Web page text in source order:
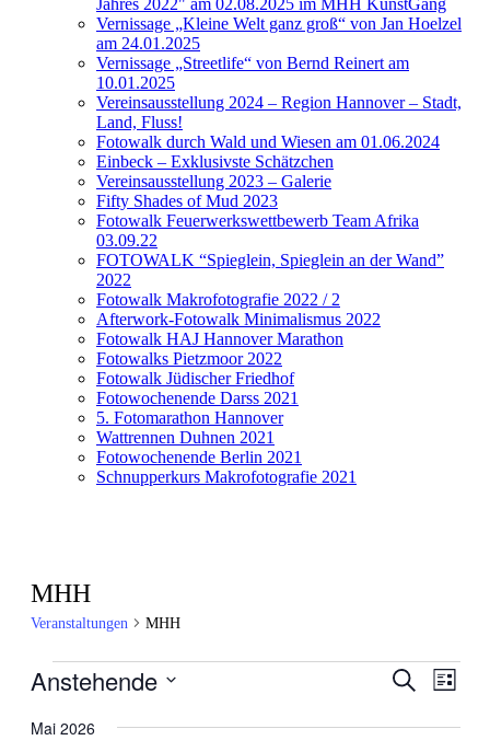
Vernissage „Kleine Welt ganz groß“ von Jan Hoelzel
am 24.01.2025
Vernissage „Streetlife“ von Bernd Reinert am
10.01.2025
Vereinsausstellung 2024 – Region Hannover – Stadt,
Land, Fluss!
Fotowalk durch Wald und Wiesen am 01.06.2024
Einbeck – Exklusivste Schätzchen
Vereinsausstellung 2023 – Galerie
Fifty Shades of Mud 2023
Fotowalk Feuerwerkswettbewerb Team Afrika
03.09.22
FOTOWALK “Spieglein, Spieglein an der Wand”
2022
Fotowalk Makrofotografie 2022 / 2
Afterwork-Fotowalk Minimalismus 2022
Fotowalk HAJ Hannover Marathon
Fotowalks Pietzmoor 2022
Fotowalk Jüdischer Friedhof
Fotowochenende Darss 2021
5. Fotomarathon Hannover
Wattrennen Duhnen 2021
Fotowochenende Berlin 2021
Schnupperkurs Makrofotografie 2021
MHH
Veranstaltungen MHH
Veranstaltungen
und
Suche
Liste
Anstehende
wählen.
Mai 2026